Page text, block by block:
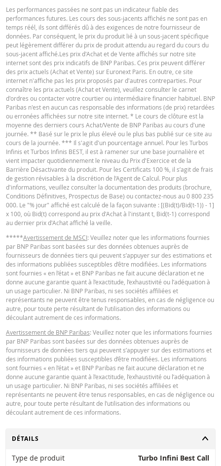
vendeur (le spread) et les dividendes éventuels (et l'impôt sur les
Ce simulateur suppose une prime de risque de gap constante, mais en
elle peut changer à tout moment et influer ainsi négativement ou
sur le rendement. La "prime de risque indicative", calculée en fonction du
acheteur actuel, peut différer de la prime de risque réelle. L'influence du
roulement périodique des contrats à terme n'est également pas prise en
dans le simulateur. En raison des arrondis, les valeurs affichées peuvent
également différer du développement des valeurs dans la réalité.
BNP Paribas n’agit pas en tant que conseiller juridique ou fiscal, comptable
conseiller en investissement et n’a aucune obligation de fiduciaire à votre
en ce qui concerne le calculateur et / ou en relation avec des transactions
des produits émis par BNP Paribas ou d’autres transactions connexes. Vous
pouvez pas compter sur BNP Paribas pour des conseils en investissement
des recommandations de quelque nature que ce soit. Bien que les prix
soient basés sur des informations jugées fiables, leur exactitude ou leur
exhaustivité n'est pas garantie. BNP Paribas n'offre aucune garantie en ce
concerne les informations fournies par la calculatrice et décline toute
responsabilité pour tout dommage direct, indirect, spécial, accessoire,
immatériel ou consécutif (y compris le manque à gagner) résultant de
manière que ce soit de l'utilisation de la calculatrice par vous. ou vos
ou les informations contenues dans ce document. Les données de taux de
change saisies proviennent de BNP Paribas et s’appliquent strictement à la
indiquée. Les taux indiqués par la calculatrice sont indicatifs et destinés à
fins d’information uniquement. L'information sur les prix ne constitue pas
invitation ou une offre d'achat ou de vente de titres ou d'autres instruments
financiers. Les informations sont exclusivement destinées à être utilisées
destinataires prévus. Il est interdit de reproduire, distribuer ou copier ces
informations, en tout ou en partie, à quelque fin que ce soit sans
expresse et préalable de BNP Paribas. De plus amples informations sont
disponibles sur demande auprès de BNP Paribas.
Financial Information
Cost Report URL
QUOTES
Latest Product Quotes CSV
Les performances passées ne sont pas un indicateur fiable des
performances futures. Les cours des sous-jacents affichés ne sont pas en
temps réél, ils sont différés dû à des exigences de notre fournisseur de
données. Par conséquent, le prix du produit lié à un sous-jacent spécifique
peut légèrement différer du prix de produit attendu au regard du cours du
sous-jacent affiché.Les prix d'Achat et de Vente affichés sur notre site
internet sont des prix indicatifs de BNP Paribas. Ces prix peuvent différer
des prix actuels (Achat et Vente) sur Euronext Paris. En outre, ce site
internet n'affiche pas les prix proposés par d'autres contreparties. Pour
connaître les prix actuels (Achat et Vente), veuillez consulter le carnet
d'ordres ou contacter votre courtier ou intermédiaire financier habituel. BNP
Paribas n'est en aucun cas responsable des informations (de prix) retardées
ou erronées affichées sur notre site internet. * Le cours de clôture est la
moyenne des derniers cours Achat/Vente de BNP Paribas au cours d'une
journée. ** Basé sur le prix le plus élevé ou le plus bas publié sur ce site au
cours de la journée. *** Il s'agit d'un pourcentage annuel. Pour les Turbos
Infinis et Turbos Infinis BEST, il est à ramener sur une base journalière et
vient impacter quotidiennement le niveau du Prix d'Exercice et de la
Barrière Désactivante du produit. Pour les Certificats 100 %, il s’agit de frais
de gestion révisables à la discrétion de l’Agent de Calcul. Pour plus
d'informations, veuillez consulter la documentation des produits (brochure,
Conditions Définitives, Prospectus de Base) ou contactez-nous au 0 800 235
000. Le "% jour" affiché est calculé de la façon suivante : [(Bid(t)/Bid(t-1)) - 1]
x 100, où Bid(t) correspond au prix d'Achat à l'instant t, Bid(t-1) correspond
au dernier prix d'Achat affiché la veille.
*****Avertissement de MSCI: Veuillez noter que les informations fournies
par BNP Paribas sont basées sur des données obtenues auprès de
fournisseurs de données tiers qui peuvent s’appuyer sur des estimations et
des informations publiées susceptibles d’être modifiées. Les informations
sont fournies « en l’état » et BNP Paribas ne fait aucune déclaration et ne
donne aucune garantie quant à l’exactitude, l’exhaustivité ou l’adéquation à
un usage particulier. Ni BNP Paribas, ni ses sociétés affiliées et
représentants ne peuvent être tenus responsables, en cas de négligence ou
autre, pour toute perte résultant de l’utilisation des informations ou
découlant autrement de ces informations.
Avertissement de BNP Paribas: Veuillez noter que les informations fournies
par BNP Paribas sont basées sur des données obtenues auprès de
fournisseurs de données tiers qui peuvent s’appuyer sur des estimations et
des informations publiées susceptibles d’être modifiées. Les informations
sont fournies « en l’état » et BNP Paribas ne fait aucune déclaration et ne
donne aucune garantie quant à l’exactitude, l’exhaustivité ou l’adéquation à
un usage particulier. Ni BNP Paribas, ni ses sociétés affiliées et
représentants ne peuvent être tenus responsables, en cas de négligence ou
autre, pour toute perte résultant de l’utilisation des informations ou
découlant autrement de ces informations.
CHANGER
DÉTAILS
Type de produit
Turbo Infini Best Call